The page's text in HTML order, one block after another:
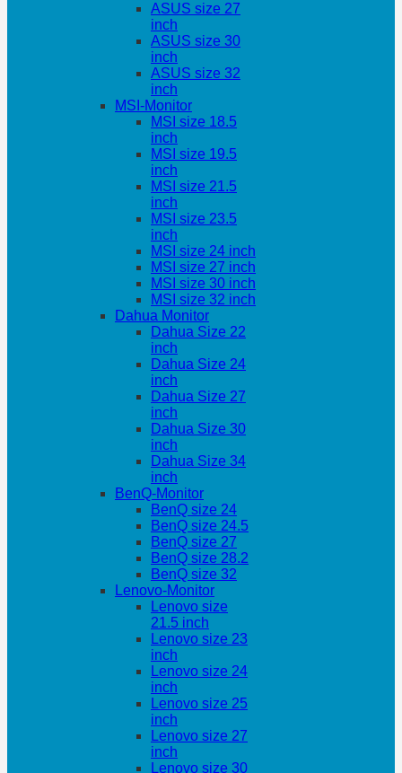
ASUS size 27
inch
ASUS size 30
inch
ASUS size 32
inch
MSI-Monitor
MSI size 18.5
inch
MSI size 19.5
inch
MSI size 21.5
inch
MSI size 23.5
inch
MSI size 24 inch
MSI size 27 inch
MSI size 30 inch
MSI size 32 inch
Dahua Monitor
Dahua Size 22
inch
Dahua Size 24
inch
Dahua Size 27
inch
Dahua Size 30
inch
Dahua Size 34
inch
BenQ-Monitor
BenQ size 24
BenQ size 24.5
BenQ size 27
BenQ size 28.2
BenQ size 32
Lenovo-Monitor
Lenovo size
21.5 inch
Lenovo size 23
inch
Lenovo size 24
inch
Lenovo size 25
inch
Lenovo size 27
inch
Lenovo size 30